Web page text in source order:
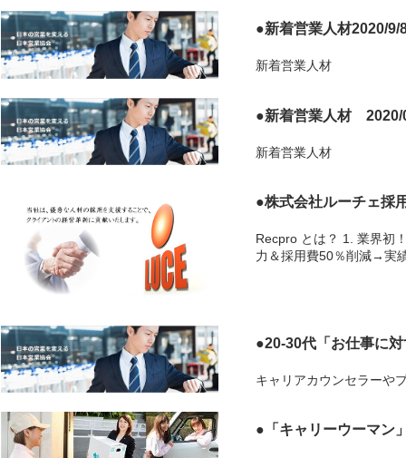
●新着営業人材2020/9/
新着営業人材
●新着営業人材 2020/
新着営業人材
●株式会社ルーチェ採
Recpro とは？ 1. 業界初
力＆採用費50％削減→実
●20-30代「お仕事に
キャリアカウンセラーや
●「キャリーウーマン